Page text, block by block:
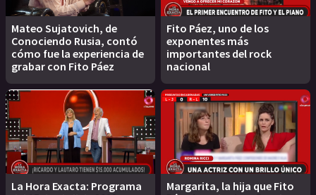
Mateo Sujatovich, de
Conociendo Rusia, contó
cómo fue la experiencia de
grabar con Fito Páez
Fito Páez, uno de los
exponentes más
importantes del rock
nacional
La Hora Exacta: Programa
Margarita, la hija que Fito